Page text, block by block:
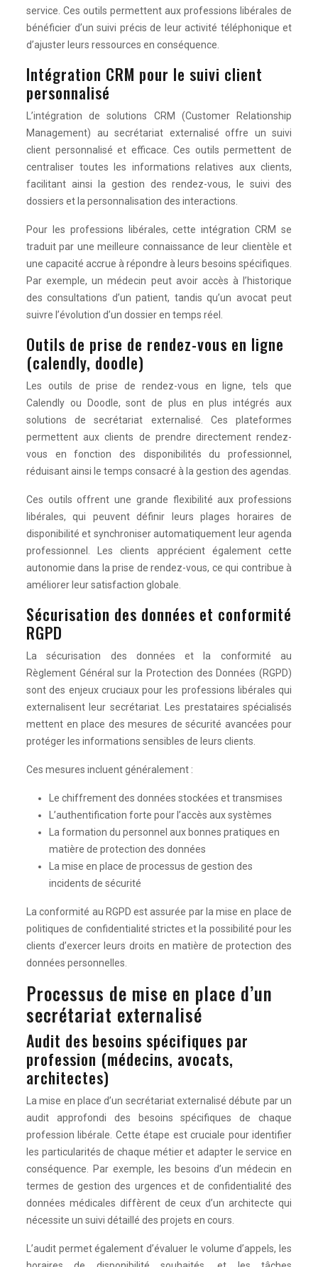
service. Ces outils permettent aux professions libérales de
bénéficier d’un suivi précis de leur activité téléphonique et
d’ajuster leurs ressources en conséquence.
Intégration CRM pour le suivi client
personnalisé
L’intégration de solutions CRM (Customer Relationship
Management) au secrétariat externalisé offre un suivi
client personnalisé et efficace. Ces outils permettent de
centraliser toutes les informations relatives aux clients,
facilitant ainsi la gestion des rendez-vous, le suivi des
dossiers et la personnalisation des interactions.
Pour les professions libérales, cette intégration CRM se
traduit par une meilleure connaissance de leur clientèle et
une capacité accrue à répondre à leurs besoins spécifiques.
Par exemple, un médecin peut avoir accès à l’historique
des consultations d’un patient, tandis qu’un avocat peut
suivre l’évolution d’un dossier en temps réel.
Outils de prise de rendez-vous en ligne
(calendly, doodle)
Les outils de prise de rendez-vous en ligne, tels que
Calendly ou Doodle, sont de plus en plus intégrés aux
solutions de secrétariat externalisé. Ces plateformes
permettent aux clients de prendre directement rendez-
vous en fonction des disponibilités du professionnel,
réduisant ainsi le temps consacré à la gestion des agendas.
Ces outils offrent une grande flexibilité aux professions
libérales, qui peuvent définir leurs plages horaires de
disponibilité et synchroniser automatiquement leur agenda
professionnel. Les clients apprécient également cette
autonomie dans la prise de rendez-vous, ce qui contribue à
améliorer leur satisfaction globale.
Sécurisation des données et conformité
RGPD
La sécurisation des données et la conformité au
Règlement Général sur la Protection des Données (RGPD)
sont des enjeux cruciaux pour les professions libérales qui
externalisent leur secrétariat. Les prestataires spécialisés
mettent en place des mesures de sécurité avancées pour
protéger les informations sensibles de leurs clients.
Ces mesures incluent généralement :
Le chiffrement des données stockées et transmises
L’authentification forte pour l’accès aux systèmes
La formation du personnel aux bonnes pratiques en
matière de protection des données
La mise en place de processus de gestion des
incidents de sécurité
La conformité au RGPD est assurée par la mise en place de
politiques de confidentialité strictes et la possibilité pour les
clients d’exercer leurs droits en matière de protection des
données personnelles.
Processus de mise en place d’un
secrétariat externalisé
Audit des besoins spécifiques par
profession (médecins, avocats,
architectes)
La mise en place d’un secrétariat externalisé débute par un
audit approfondi des besoins spécifiques de chaque
profession libérale. Cette étape est cruciale pour identifier
les particularités de chaque métier et adapter le service en
conséquence. Par exemple, les besoins d’un médecin en
termes de gestion des urgences et de confidentialité des
données médicales diffèrent de ceux d’un architecte qui
nécessite un suivi détaillé des projets en cours.
L’audit permet également d’évaluer le volume d’appels, les